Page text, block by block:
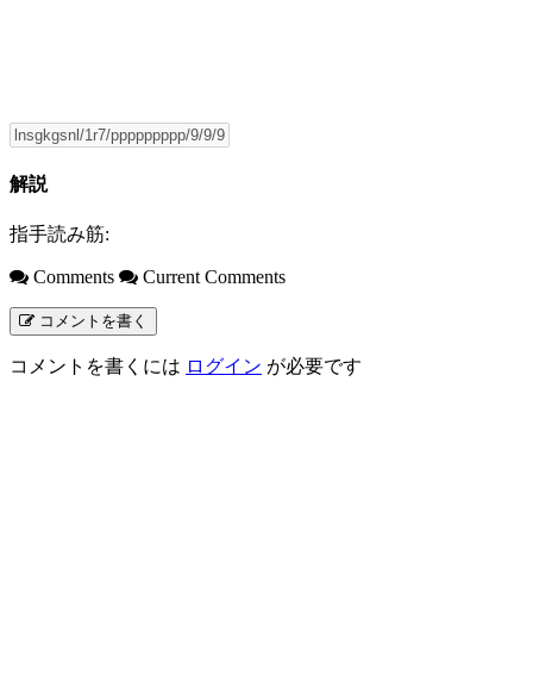
解説
指手読み筋:
Comments Current Comments
コメントを書く
コメントを書くには ログイン が必要です